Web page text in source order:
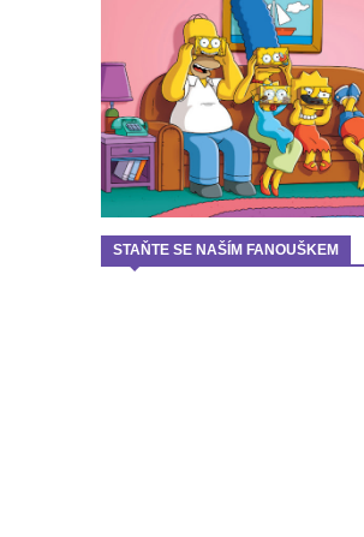
STAŇTE SE NAŠÍM FANOUŠKEM